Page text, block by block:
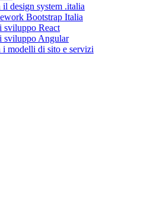
design system .italia
Bootstrap Italia
sviluppo React
sviluppo Angular
modelli di sito e servizi